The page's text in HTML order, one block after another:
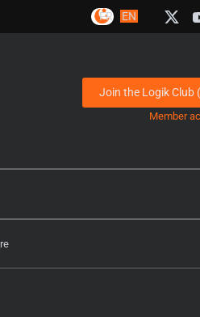
FR EN
Join the Logik Club
Member